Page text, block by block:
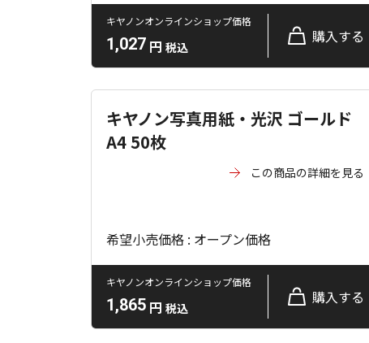
キヤノンオンラインショップ価格
1,027 円 税込
購入する
キヤノン写真用紙・光沢 ゴールド
A4 50枚
この商品の詳細を見る
希望小売価格 : オープン価格
キヤノンオンラインショップ価格
1,865 円 税込
購入する